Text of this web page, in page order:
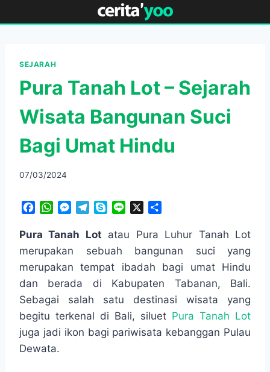
to
SEJARAH
Pura Tanah Lot – Sejarah
Wisata Bangunan Suci
Bagi Umat Hindu
07/03/2024
c
e
o
o
k
W
a
t
s
A
p
p
M
s
s
n
g
e
r
l
e
r
a
m
y
p
e
n
a
r
e
Pura Tanah Lot atau Pura Luhur Tanah Lot
merupakan sebuah bangunan suci yang
merupakan tempat ibadah bagi umat Hindu
dan berada di Kabupaten Tabanan, Bali.
Sebagai salah satu destinasi wisata yang
begitu terkenal di Bali, siluet Pura Tanah Lot
juga jadi ikon bagi pariwisata kebanggan Pulau
Dewata.